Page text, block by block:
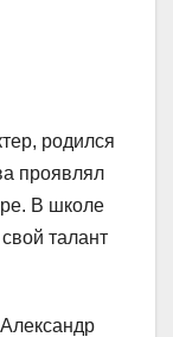
родился
проявлял
В школе
талант